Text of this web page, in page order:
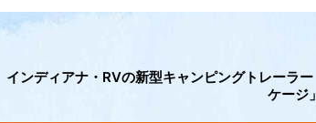
インディアナ・RVの新型キャンピングトレーラ
ケージ